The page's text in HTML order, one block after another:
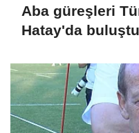
Aba güreşleri
Hatay'da